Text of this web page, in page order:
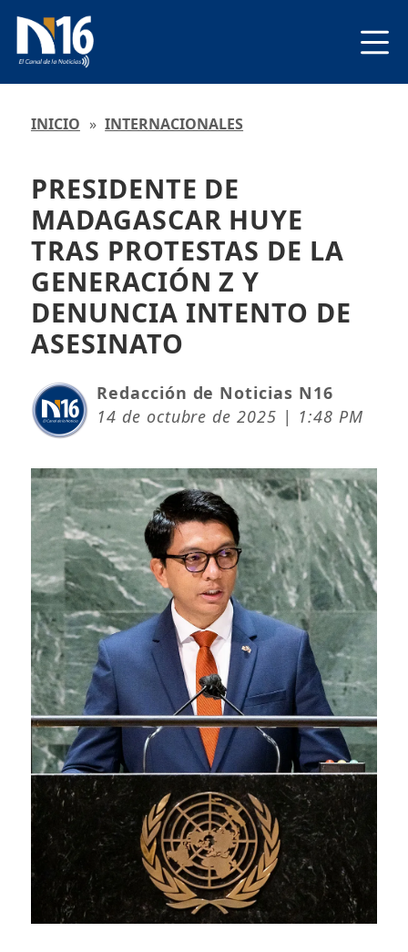
INICIO » INTERNACIONALES
PRESIDENTE DE
MADAGASCAR HUYE
TRAS PROTESTAS DE LA
GENERACIÓN Z Y
DENUNCIA INTENTO DE
ASESINATO
Redacción de Noticias N16
14 de octubre de 2025 | 1:48 PM